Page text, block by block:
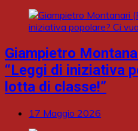
Giampietro
“Leggi di iniziativa
lotta di classe!”
17 Maggio 2026